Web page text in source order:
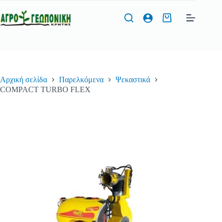
στο
περιεχόμενο
Όνομα *
*
Καλάθι
Αρχική σελίδα Παρελκόμενα
Ψεκαστικά
COMPACT TURBO FLEX